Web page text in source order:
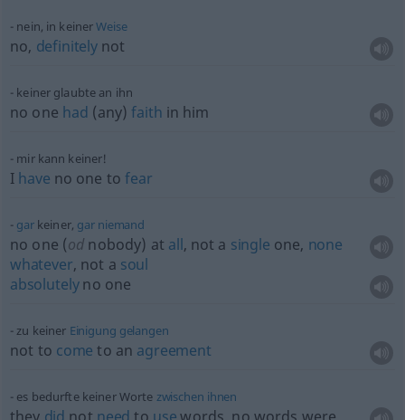
nein, in keinerWeise
no, definitelynot
keiner glaubte an ihn
no one had (any)faith in him
mir kann keiner!
I have no one tofear
garkeiner, gar niemand
no one (od nobody) at all, not a single one, none
whatever, not a soul
absolutelyno one
zu keiner Einigung gelangen
not to come to an agreement
es bedurfte keiner Worte zwischen ihnen